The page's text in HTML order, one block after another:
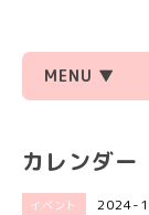
MENU ▼
カレンダー
イベント 2024-